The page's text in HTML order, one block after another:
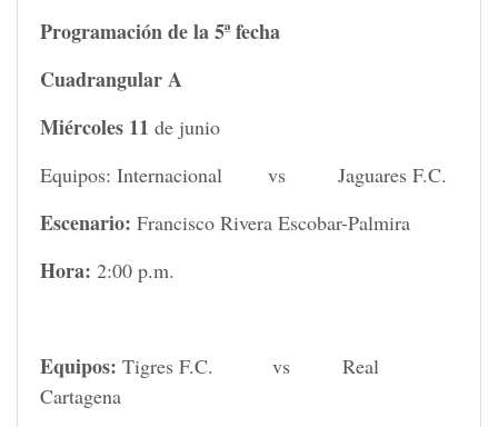
Programación de la 5ª fecha
Cuadrangular A
Miércoles 11 de junio
Equipos: Internacional vs Jaguares F.C.
Escenario: Francisco Rivera Escobar-Palmira
Hora: 2:00 p.m.
Equipos: Tigres F.C. vs Real
Cartagena